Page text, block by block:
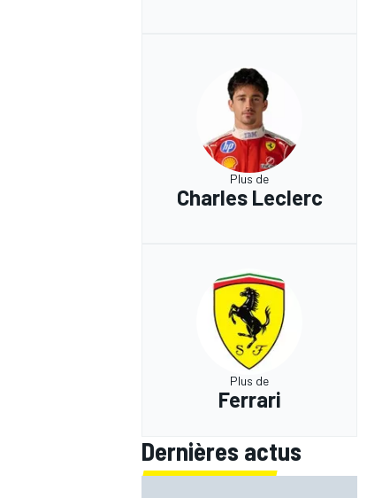
Plus de
Charles Leclerc
Plus de
Ferrari
Dernières actus